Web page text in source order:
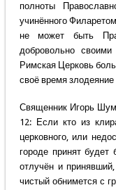
полноты
учинённого
не может быть
добровольно
Римская Церковь
своё время злодеяние
Священник Игорь
12: Если кто из
церковного, или
городе принят будет
отлучён и
чистый обнимется с